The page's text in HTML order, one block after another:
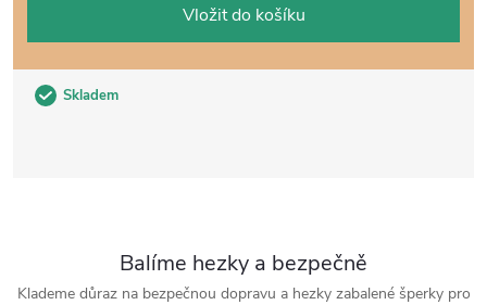
Skladem
Vložit do košíku
Balíme hezky a bezpečně
Klademe důraz na bezpečnou dopravu a hezky zabalené šperky pro